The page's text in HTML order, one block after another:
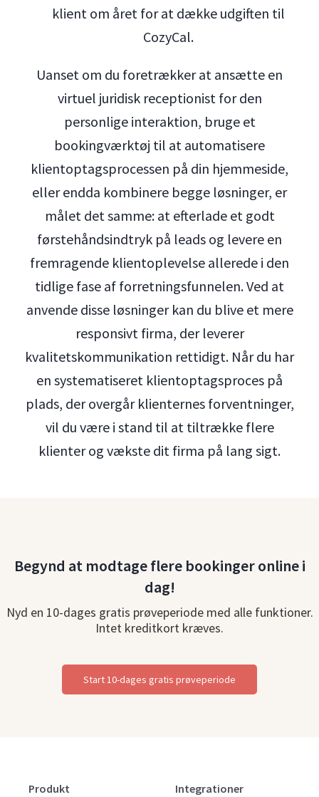
klient om året for at dække udgiften til
CozyCal.
Uanset om du foretrækker at ansætte en
virtuel juridisk receptionist for den
personlige interaktion, bruge et
bookingværktøj til at automatisere
klientoptagsprocessen på din hjemmeside,
eller endda kombinere begge løsninger, er
målet det samme: at efterlade et godt
førstehåndsindtryk på leads og levere en
fremragende klientoplevelse allerede i den
tidlige fase af forretningsfunnelen. Ved at
anvende disse løsninger kan du blive et mere
responsivt firma, der leverer
kvalitetskommunikation rettidigt. Når du har
en systematiseret klientoptagsproces på
plads, der overgår klienternes forventninger,
vil du være i stand til at tiltrække flere
klienter og vækste dit firma på lang sigt.
Begynd at modtage flere bookinger online i
dag!
Nyd en 10-dages gratis prøveperiode med alle funktioner.
Intet kreditkort kræves.
Start 10-dages gratis prøveperiode
Produkt Integrationer